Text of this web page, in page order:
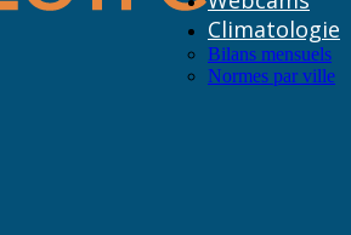
Climatologie
Bilans mensuels
Normes par ville